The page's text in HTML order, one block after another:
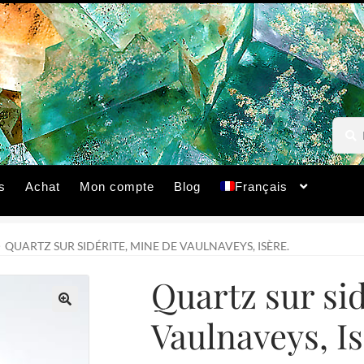
pour :
Achat Mon compte Blog Français
QUARTZ SUR SIDÉRITE, MINE DE VAULNAVEYS, ISÈRE.
Quartz sur
Vaulnaveys,